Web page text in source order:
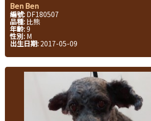
Ben Ben
編號: DF180507
品種: 比熊
年齡:9
性別: M
出生日期: 2017-05-09